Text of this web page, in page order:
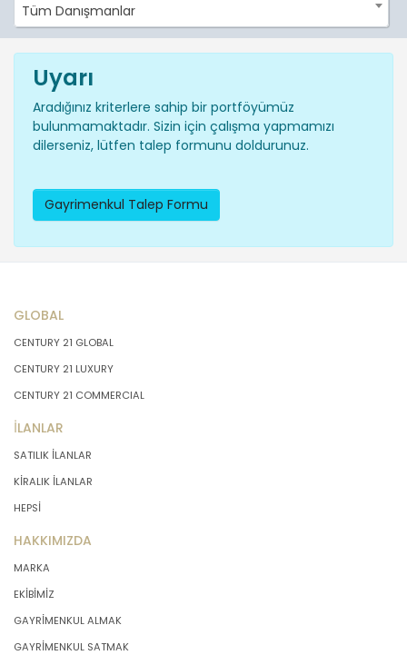
Tüm Danışmanlar
Uyarı
Aradığınız kriterlere sahip bir portföyümüz
bulunmamaktadır. Sizin için çalışma yapmamızı
dilerseniz, lütfen talep formunu doldurunuz.
Gayrimenkul Talep Formu
GLOBAL
CENTURY 21 GLOBAL
CENTURY 21 LUXURY
CENTURY 21 COMMERCIAL
İLANLAR
SATILIK İLANLAR
KİRALIK İLANLAR
HEPSİ
HAKKIMIZDA
MARKA
EKİBİMİZ
GAYRİMENKUL ALMAK
GAYRİMENKUL SATMAK